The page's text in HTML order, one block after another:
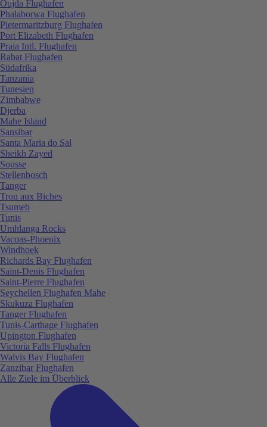
Oujda Flughafen
Phalaborwa Flughafen
Pietermaritzburg Flughafen
Port Elizabeth Flughafen
Praia Intl. Flughafen
Rabat Flughafen
Südafrika
Tanzania
Tunesien
Zimbabwe
Djerba
Mahe Island
Sansibar
Santa Maria do Sal
Sheikh Zayed
Sousse
Stellenbosch
Tanger
Trou aux Biches
Tsumeb
Tunis
Umhlanga Rocks
Vacoas-Phoenix
Windhoek
Richards Bay Flughafen
Saint-Denis Flughafen
Saint-Pierre Flughafen
Seychellen Flughafen Mahe
Skukuza Flughafen
Tanger Flughafen
Tunis-Carthage Flughafen
Upington Flughafen
Victoria Falls Flughafen
Walvis Bay Flughafen
Zanzibar Flughafen
Alle Ziele im Überblick